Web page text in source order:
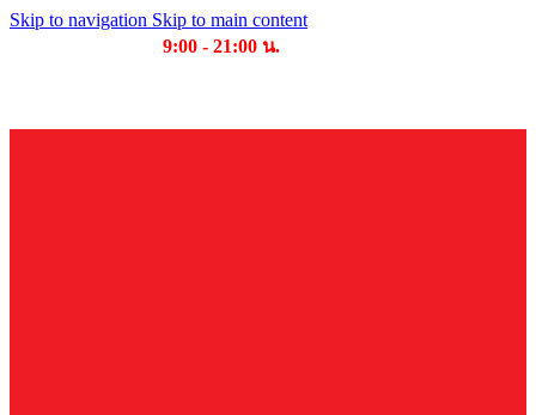
Skip to navigation Skip to main content
9:00 - 21:00 น.